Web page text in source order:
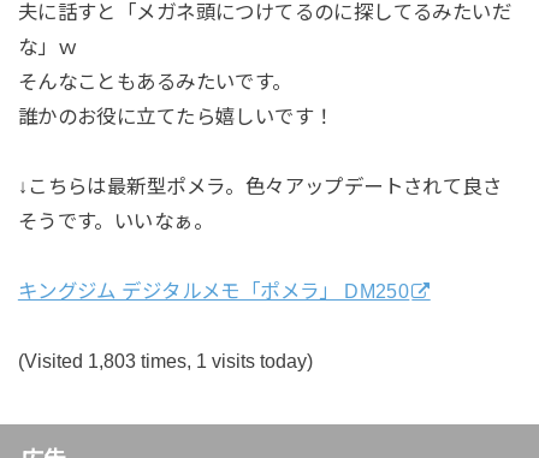
夫に話すと「メガネ頭につけてるのに探してるみたいだ
な」ｗ
そんなこともあるみたいです。
誰かのお役に立てたら嬉しいです！
↓こちらは最新型ポメラ。色々アップデートされて良さ
そうです。いいなぁ。
キングジム デジタルメモ「ポメラ」 DM250
(Visited 1,803 times, 1 visits today)